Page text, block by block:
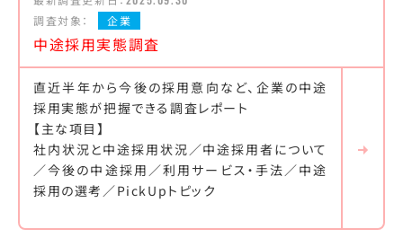
調査対象：
企業
中途採用実態調査
直近半年から今後の採用意向など、企業の中途
採用実態が把握できる調査レポート
【主な項目】
社内状況と中途採用状況／中途採用者について
／今後の中途採用／利用サービス・手法／中途
採用の選考／PickUpトピック